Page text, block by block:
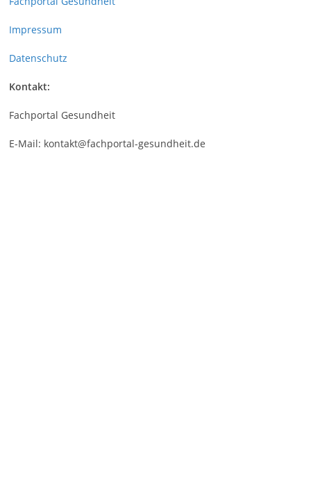
Impressum
Datenschutz
Kontakt:
Fachportal Gesundheit
E-Mail: kontakt@fachportal-gesundheit.de